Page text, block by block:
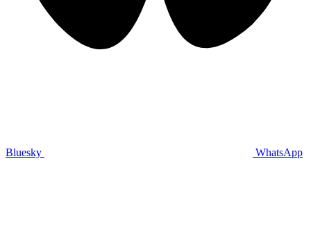
Bluesky WhatsApp